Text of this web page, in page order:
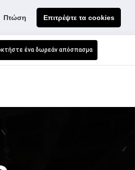
Πτώση Επιτρέψτε τα cookies
ένα δωρεάν απόσπασμα